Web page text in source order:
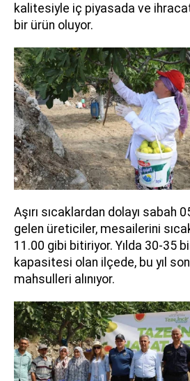
kalitesiyle iç piyasada ve
bir ürün oluyor.
Aşırı sıcaklardan dolayı sabah
gelen üreticiler, mesailerini
11.00 gibi bitiriyor. Yılda 30-35
kapasitesi olan ilçede, bu yıl son
mahsulleri alınıyor.